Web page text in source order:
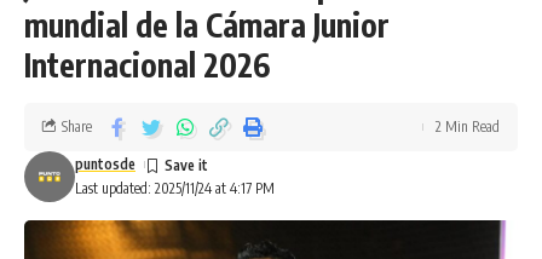
mundial de la Cámara Junior
Internacional 2026
Last updated: 2025/11/24 at 4:17 PM
puntosde
Share 2 Min Read